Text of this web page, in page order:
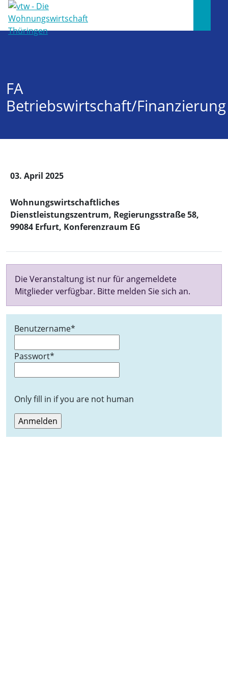
FA
Betriebswirtschaft/Finanzierung
03. April 2025
Wohnungswirtschaftliches
Dienstleistungszentrum, Regierungsstraße 58,
99084 Erfurt, Konferenzraum EG
Die Veranstaltung ist nur für angemeldete
Mitglieder verfügbar. Bitte melden Sie sich an.
Benutzername*
Passwort*
Only fill in if you are not human